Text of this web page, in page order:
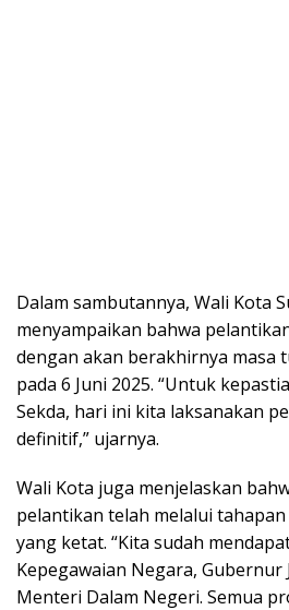
Dalam sambutannya, Wali Kota
menyampaikan bahwa
dengan akan berakhirnya masa
pada 6 Juni 2025. “Untuk
Sekda, hari ini kita laksanakan
definitif,” ujarnya.
Wali Kota juga menjelaskan
pelantikan telah melalui
yang ketat. “Kita sudah
Kepegawaian Negara, Gubernur
Menteri Dalam Negeri. Semua